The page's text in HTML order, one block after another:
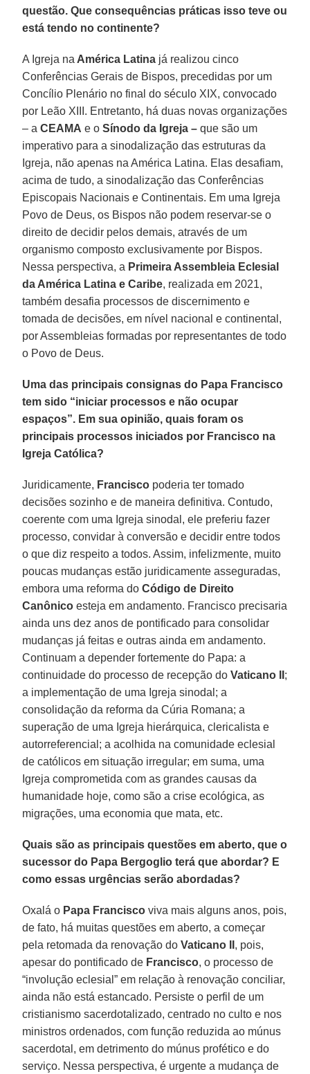
questão. Que consequências práticas isso teve ou
está tendo no continente?
A Igreja na América Latina já realizou cinco
Conferências Gerais de Bispos, precedidas por um
Concílio Plenário no final do século XIX, convocado
por Leão XIII. Entretanto, há duas novas organizações
– aCEAMA e oSínodo da Igreja – que são um
imperativo para a sinodalização das estruturas da
Igreja, não apenas na América Latina. Elas desafiam,
acima de tudo, a sinodalização das Conferências
Episcopais Nacionais e Continentais. Em uma Igreja
Povo de Deus, os Bispos não podem reservar-se o
direito de decidir pelos demais, através de um
organismo composto exclusivamente por Bispos.
Nessa perspectiva, a Primeira Assembleia Eclesial
da América Latina e Caribe, realizada em 2021,
também desafia processos de discernimento e
tomada de decisões, em nível nacional e continental,
por Assembleias formadas por representantes de todo
o Povo de Deus.
Uma das principais consignas do Papa Francisco
tem sido “iniciar processos e não ocupar
espaços”. Em sua opinião, quais foram os
principais processos iniciados por Francisco na
Igreja Católica?
Juridicamente, Francisco poderia ter tomado
decisões sozinho e de maneira definitiva. Contudo,
coerente com uma Igreja sinodal, ele preferiu fazer
processo, convidar à conversão e decidir entre todos
o que diz respeito a todos. Assim, infelizmente, muito
poucas mudanças estão juridicamente asseguradas,
embora uma reforma do Código de Direito
Canônico esteja em andamento. Francisco precisaria
ainda uns dez anos de pontificado para consolidar
mudanças já feitas e outras ainda em andamento.
Continuam a depender fortemente do Papa: a
continuidade do processo de recepção doVaticano II ;
a implementação de uma Igreja sinodal; a
consolidação da reforma da Cúria Romana; a
superação de uma Igreja hierárquica, clericalista e
autorreferencial; a acolhida na comunidade eclesial
de católicos em situação irregular; em suma, uma
Igreja comprometida com as grandes causas da
humanidade hoje, como são a crise ecológica, as
migrações, uma economia que mata, etc.
Quais são as principais questões em aberto, que o
sucessor do Papa Bergoglio terá que abordar? E
como essas urgências serão abordadas?
Oxalá o Papa Francisco viva mais alguns anos, pois,
de fato, há muitas questões em aberto, a começar
pela retomada da renovação doVaticano II , pois,
apesar do pontificado de Francisco, o processo de
“involução eclesial” em relação à renovação conciliar,
ainda não está estancado. Persiste o perfil de um
cristianismo sacerdotalizado, centrado no culto e nos
ministros ordenados, com função reduzida ao múnus
sacerdotal, em detrimento do múnus profético e do
serviço. Nessa perspectiva, é urgente a mudança de